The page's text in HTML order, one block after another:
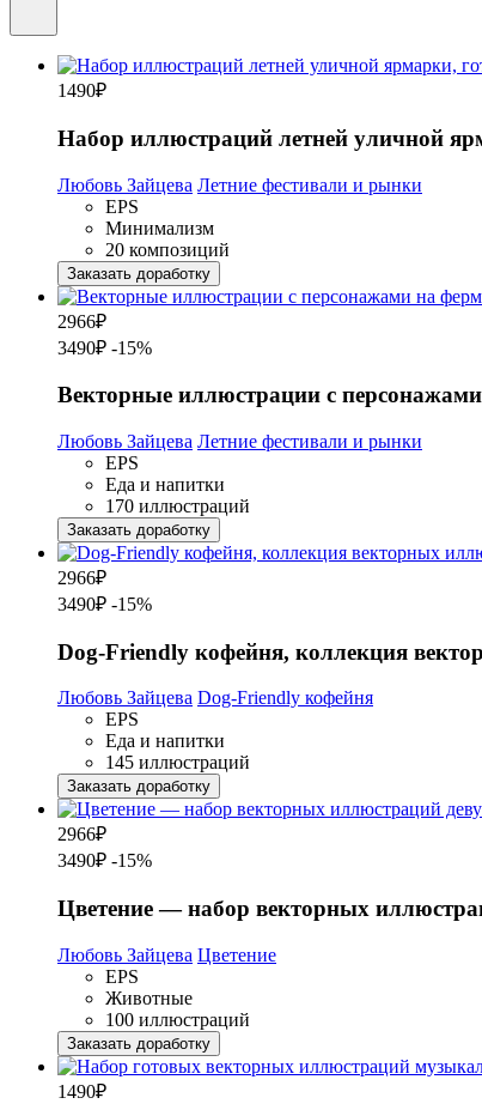
1490₽
Набор иллюстраций летней уличной
Любовь Зайцева Летние фестивали и рынки
EPS
Минимализм
20 композиций
Заказать доработку
2966₽
3490₽ -15%
Векторные иллюстрации с
Любовь Зайцева Летние фестивали и рынки
EPS
Еда и напитки
170 иллюстраций
Заказать доработку
2966₽
3490₽ -15%
Dog-Friendly кофейня, коллекция
Любовь Зайцева Dog-Friendly кофейня
EPS
Еда и напитки
145 иллюстраций
Заказать доработку
2966₽
3490₽ -15%
Цветение — набор векторных
Любовь Зайцева Цветение
EPS
Животные
100 иллюстраций
Заказать доработку
1490₽